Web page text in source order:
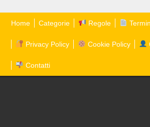
Home Categorie Regole
Privacy Policy Cookie Policy
Contatti